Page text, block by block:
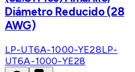
Diámetro Reducido (28
AWG)
LP-UT6A-1000-YE28LP-
UT6A-1000-YE28